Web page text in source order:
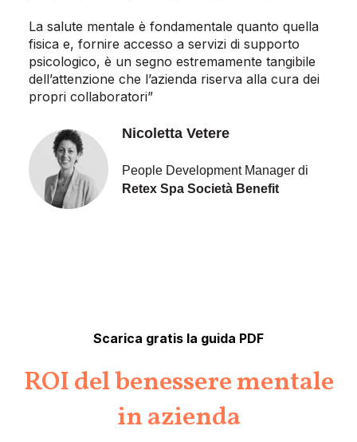
La salute mentale è fondamentale quanto quella
fisica e, fornire accesso a servizi di supporto
psicologico, è un segno estremamente tangibile
dell’attenzione che l’azienda riserva alla cura dei
propri collaboratori”
Nicoletta Vetere
People Development Manager di
Retex Spa Società Benefit
Scarica gratis la guida PDF
ROI del benessere mentale
in azienda